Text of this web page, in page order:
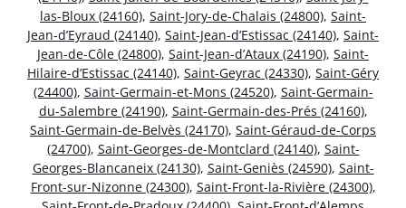
las-Bloux (24160), Saint-Jory-de-Chalais (24800), Saint-
Jean-d’Eyraud (24140), Saint-Jean-d’Estissac (24140), Saint-
Jean-de-Côle (24800), Saint-Jean-d’Ataux (24190), Saint-
Hilaire-d’Estissac (24140), Saint-Geyrac (24330), Saint-Géry
(24400), Saint-Germain-et-Mons (24520), Saint-Germain-
du-Salembre (24190), Saint-Germain-des-Prés (24160),
Saint-Germain-de-Belvès (24170), Saint-Géraud-de-Corps
(24700), Saint-Georges-de-Montclard (24140), Saint-
Georges-Blancaneix (24130), Saint-Geniès (24590), Saint-
Front-sur-Nizonne (24300), Saint-Front-la-Rivière (24300),